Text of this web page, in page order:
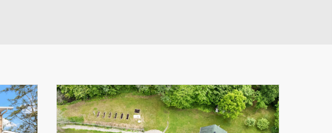
Leaflet|© MapTiler© OpenStreetMap contributors